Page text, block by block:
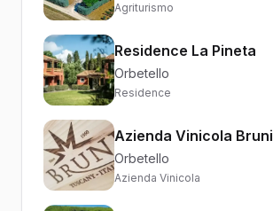
Agriturismo
Residence La Pineta
Orbetello
Residence
Azienda Vinicola Bruni
Orbetello
Azienda Vinicola